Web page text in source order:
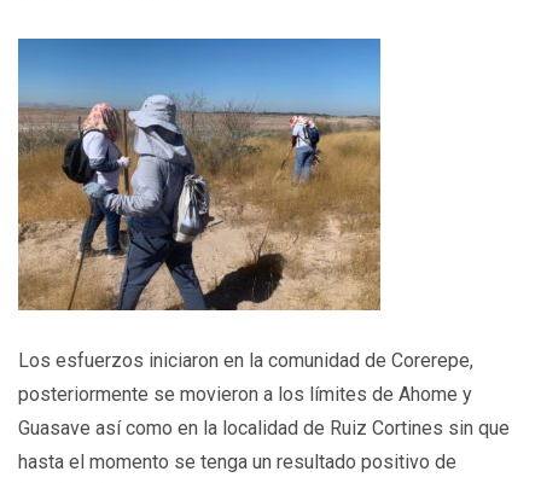
Los esfuerzos iniciaron en la comunidad de Corerepe,
posteriormente se movieron a los límites de Ahome y
Guasave así como en la localidad de Ruiz Cortines sin que
hasta el momento se tenga un resultado positivo de